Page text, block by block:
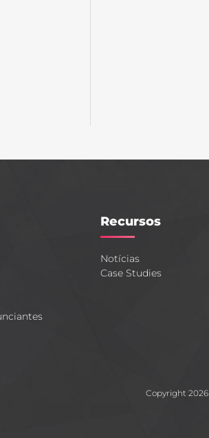
Recursos
Notícias
Case Studies
Copyright